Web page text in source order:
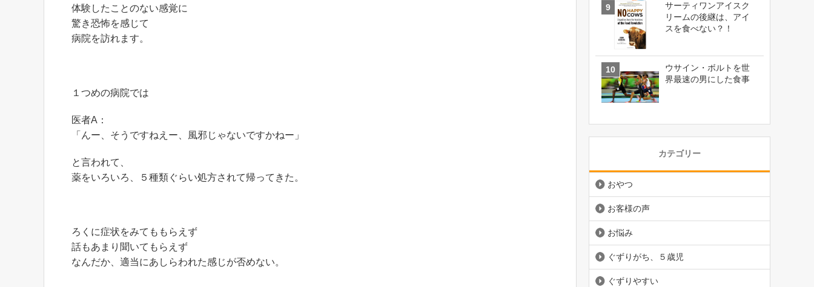
体験したことのない感覚に
驚き恐怖を感じて
病院を訪れます。
１つめの病院では
医者A：
「んー、そうですねえー、風邪じゃないですかねー」
と言われて、
薬をいろいろ、５種類ぐらい処方されて帰ってきた。
ろくに症状をみてももらえず
話もあまり聞いてもらえず
なんだか、適当にあしらわれた感じが否めない。
サーティワンアイスク
リームの後継は、アイ
スを食べない？！
ウサイン・ボルトを世
界最速の男にした食事
カテゴリー
おやつ
お客様の声
お悩み
ぐずりがち、５歳児
ぐずりやすい